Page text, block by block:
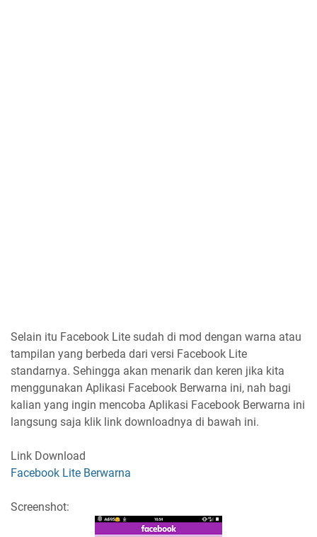
Selain itu Facebook Lite sudah di mod dengan warna atau
tampilan yang berbeda dari versi Facebook Lite
standarnya. Sehingga akan menarik dan keren jika kita
menggunakan Aplikasi Facebook Berwarna ini, nah bagi
kalian yang ingin mencoba Aplikasi Facebook Berwarna ini
langsung saja klik link downloadnya di bawah ini.
Link Download
Facebook Lite Berwarna
Screenshot: